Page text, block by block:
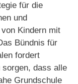
für die
und
Kindern mit
Bündnis für
fordert
dass alle
Grundschule